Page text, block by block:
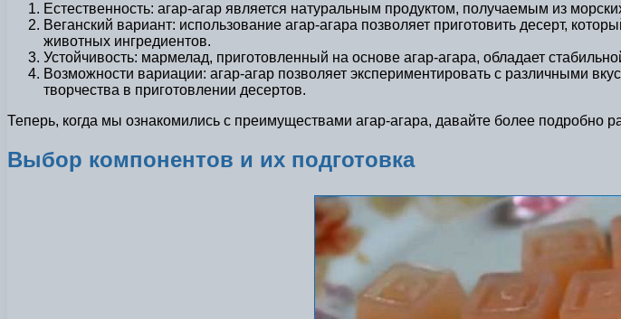
Естественность: агар-агар является натуральным продуктом, получаемым из
Веганский вариант: использование агар-агара позволяет приготовить десерт,
животных ингредиентов.
Устойчивость: мармелад, приготовленный на основе агар-агара, обладает
Возможности вариации: агар-агар позволяет экспериментировать с различными
творчества в приготовлении десертов.
Теперь, когда мы ознакомились с преимуществами агар-агара, давайте более подробно
Выбор компонентов и их подготовка